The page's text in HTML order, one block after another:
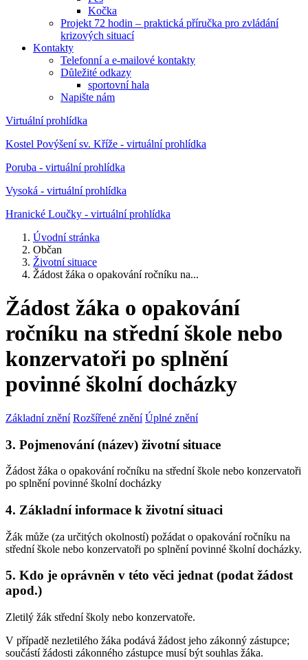
Kočka
Projekt 72 hodin – praktická příručka pro zvládání
krizových situací
Kontakty
Telefonní a e-mailové kontakty
Důležité odkazy
sportovní hala
Napište nám
Virtuální prohlídka
Kostel Povýšení sv. Kříže - virtuální prohlídka
Poruba - virtuální prohlídka
Vysoká - virtuální prohlídka
Hranické Loučky - virtuální prohlídka
Úvodní stránka
Občan
Životní situace
Žádost žáka o opakování ročníku na...
Žádost žáka o opakování
ročníku na střední škole nebo
konzervatoři po splnění
povinné školní docházky
Základní znění Rozšířené znění Úplné znění
3. Pojmenování (název) životní situace
Žádost žáka o opakování ročníku na střední škole nebo konzervatoři
po splnění povinné školní docházky
4. Základní informace k životní situaci
Žák může (za určitých okolností) požádat o opakování ročníku na
střední škole nebo konzervatoři po splnění povinné školní docházky.
5. Kdo je oprávněn v této věci jednat (podat žádost
apod.)
Zletilý žák střední školy nebo konzervatoře.
V případě nezletilého žáka podává žádost jeho zákonný zástupce;
součástí žádosti zákonného zástupce musí být souhlas žáka.